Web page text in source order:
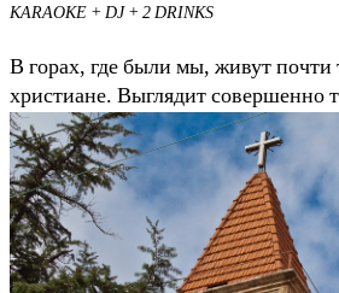
KARAOKE + DJ + 2 DRINKS
В горах, где были мы, живут почти
христиане. Выглядит совершенно